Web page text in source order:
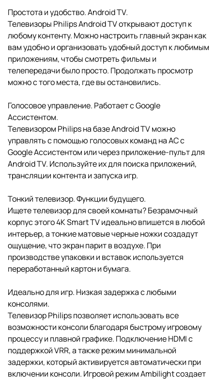
Простота и удобство. Android TV.
Телевизоры Philips Android TV открывают доступ к
любому контенту. Можно настроить главный экран как
вам удобно и организовать удобный доступ к любимым
приложениям, чтобы смотреть фильмы и
телепередачи было просто. Продолжать просмотр
можно с того места, где вы остановились.
Голосовое управление. Работает с Google
Ассистентом.
Телевизором Philips на базе Android TV можно
управлять с помощью голосовых команд на АС с
Google Ассистентом или через приложение-пульт для
Android TV. Используйте их для поиска приложений,
трансляции контента и запуска игр.
Тонкий телевизор. Функции будущего.
Ищете телевизор для своей комнаты? Безрамочный
корпус этого 4K Smart TV идеально впишется в любой
интерьер, а тонкие матовые черные ножки создадут
ощущение, что экран парит в воздухе. При
производстве упаковки и вставок используется
переработанный картон и бумага.
Идеально для игр. Низкая задержка с любыми
консолями.
Телевизор Philips позволяет использовать все
возможности консоли благодаря быстрому игровому
процессу и плавной графике. Подключение HDMI с
поддержкой VRR, а также режим минимальной
задержки, который активируется автоматически при
включении консоли. Игровой режим Ambilight создает